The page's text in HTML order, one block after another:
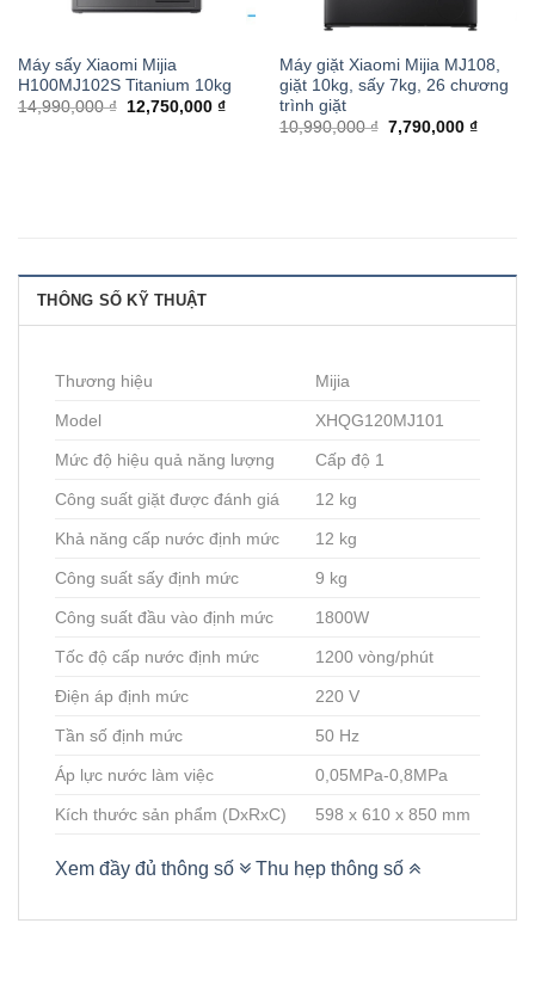
Máy sấy Xiaomi Mijia
H100MJ102S Titanium 10kg
14,990,000 ₫ 12,750,000 ₫
Máy giặt Xiaomi Mijia MJ108,
giặt 10kg, sấy 7kg, 26 chương
trình giặt
10,990,000 ₫ 7,790,000 ₫
THÔNG SỐ KỸ THUẬT
Thương hiệu Mijia
Model XHQG120MJ101
Mức độ hiệu quả năng lượng Cấp độ 1
Công suất giặt được đánh giá 12 kg
Khả năng cấp nước định mức 12 kg
Công suất sấy định mức 9 kg
Công suất đầu vào định mức 1800W
Tốc độ cấp nước định mức 1200 vòng/phút
Điện áp định mức 220 V
Tần số định mức 50 Hz
Áp lực nước làm việc 0,05MPa-0,8MPa
Kích thước sản phẩm (DxRxC) 598 x 610 x 850 mm
Xem đầy đủ thông số Thu hẹp thông số